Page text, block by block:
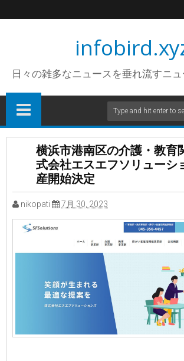
日々の雑多なニュースを垂れ流すニ
横浜市港南区の介護・教育
式会社エスエフソリューシ
産開始決定
nikopati 7月 30, 2023